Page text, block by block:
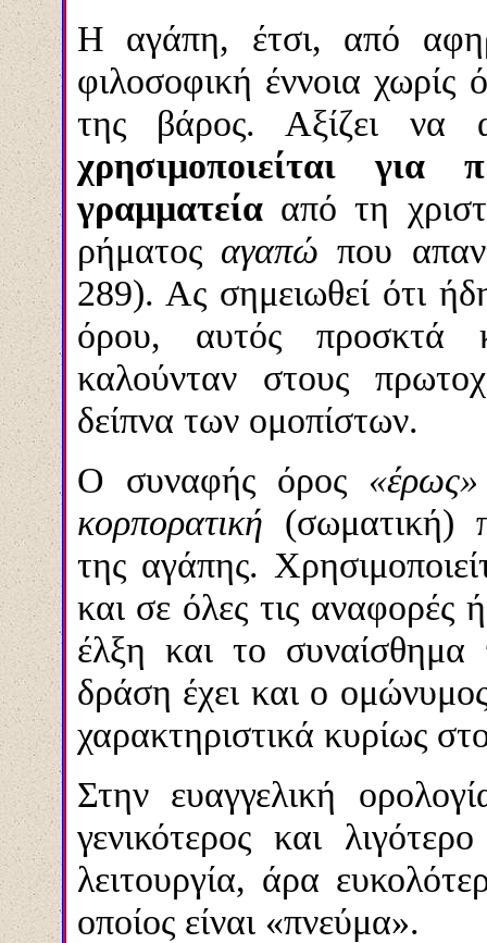
Η αγάπη, έτσι, από
φιλοσοφική έννοια χωρίς
της βάρος. Αξίζει να
χρησιμοποιείται
γραμματείααπό τη
ρήματος αγαπώπου
289). Ας σημειωθεί ότι
όρου, αυτός προσκτά
καλούνταν στους
δείπνα των ομοπίστων.
Ο συναφής όρος
κορπορατική (σωματική)
της αγάπης.
και σε όλες τις αναφορές
έλξη και το
δράση έχει και ο
χαρακτηριστικά κυρίως
Στην ευαγγελική
γενικότερος και
λειτουργία, άρα
οποίος είναι «πνεύμα».